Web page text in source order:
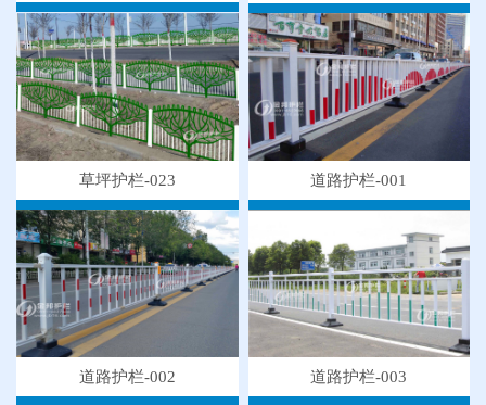
草坪护栏-023 道路护栏-001
道路护栏-002 道路护栏-003
● "多样“候车亭，旨在为您提供一个舒心候车环境
● 候车亭规格型号小解
● 隔离栅的防腐与使用寿命关系